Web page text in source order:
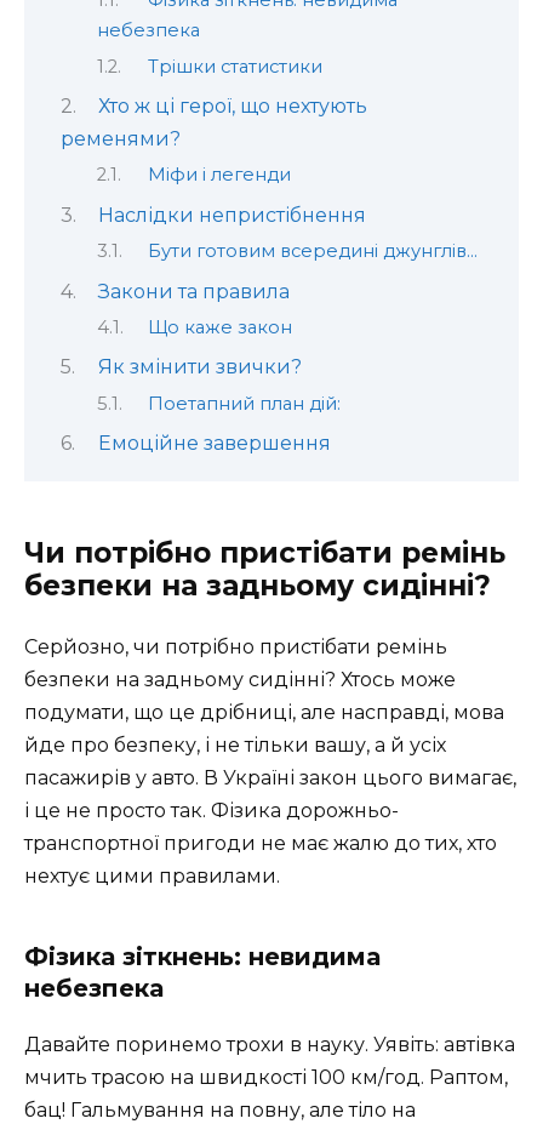
небезпека
Трішки статистики
Хто ж ці герої, що нехтують
ременями?
Міфи і легенди
Наслідки непристібнення
Бути готовим всередині джунглів…
Закони та правила
Що каже закон
Як змінити звички?
Поетапний план дій:
Емоційне завершення
Чи потрібно пристібати ремінь
безпеки на задньому сидінні?
Серйозно, чи потрібно пристібати ремінь
безпеки на задньому сидінні? Хтось може
подумати, що це дрібниці, але насправді, мова
йде про безпеку, і не тільки вашу, а й усіх
пасажирів у авто. В Україні закон цього вимагає,
і це не просто так. Фізика дорожньо-
транспортної пригоди не має жалю до тих, хто
нехтує цими правилами.
Фізика зіткнень: невидима
небезпека
Давайте поринемо трохи в науку. Уявіть: автівка
мчить трасою на швидкості 100 км/год. Раптом,
бац! Гальмування на повну, але тіло на